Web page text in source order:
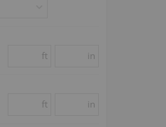
ft in
ft in